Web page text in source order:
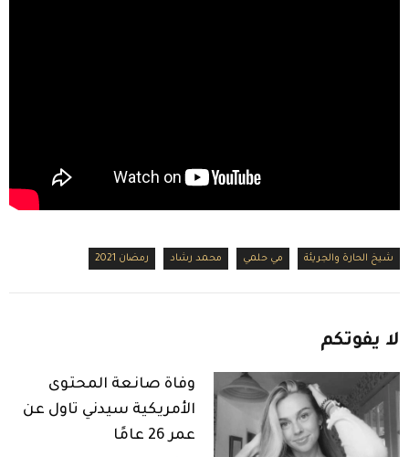
شيخ الحارة والجريئة مي حلمي محمد رشاد رمضان 2021
لا يفوتكم
وفاة صانعة المحتوى
الأمريكية سيدني تاول عن
عمر 26 عامًا